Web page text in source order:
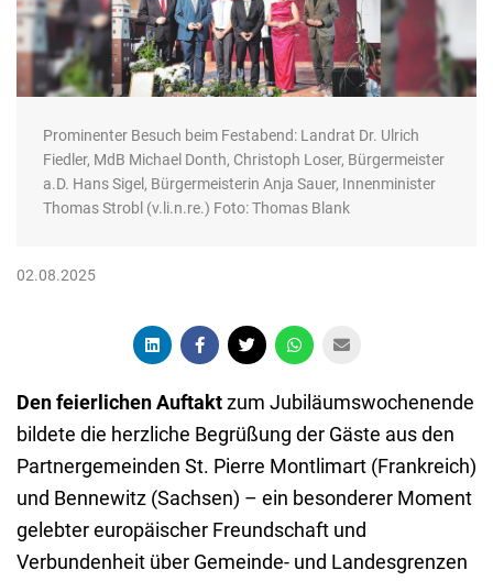
Prominenter Besuch beim Festabend: Landrat Dr. Ulrich
Fiedler, MdB Michael Donth, Christoph Loser, Bürgermeister
a.D. Hans Sigel, Bürgermeisterin Anja Sauer, Innenminister
Thomas Strobl (v.li.n.re.) Foto: Thomas Blank
02.08.2025
Den feierlichen Auftaktzum Jubiläumswochenende
bildete die herzliche Begrüßung der Gäste aus den
Partnergemeinden St. Pierre Montlimart (Frankreich)
und Bennewitz (Sachsen) – ein besonderer Moment
gelebter europäischer Freundschaft und
Verbundenheit über Gemeinde- und Landesgrenzen